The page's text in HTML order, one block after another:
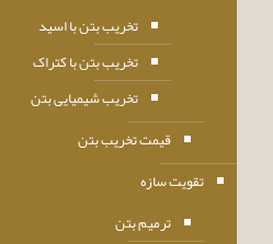
تخریب بتن با اسید
تخریب بتن با کتراک
تخریب شیمیایی بتن
قیمت تخریب بتن
تقویت سازه
ترمیم بتن